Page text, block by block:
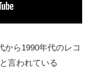
から1990年代のレコ
言われている